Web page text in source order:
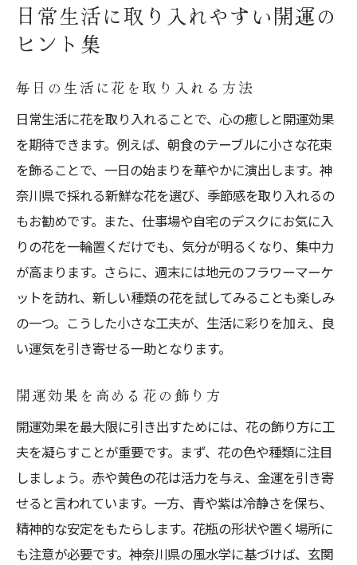
日常生活に取り入れやすい開運の
ヒント集
毎日の生活に花を取り入れる方法
日常生活に花を取り入れることで、心の癒しと開運効果
を期待できます。例えば、朝食のテーブルに小さな花束
を飾ることで、一日の始まりを華やかに演出します。神
奈川県で採れる新鮮な花を選び、季節感を取り入れるの
もお勧めです。また、仕事場や自宅のデスクにお気に入
りの花を一輪置くだけでも、気分が明るくなり、集中力
が高まります。さらに、週末には地元のフラワーマーケ
ットを訪れ、新しい種類の花を試してみることも楽しみ
の一つ。こうした小さな工夫が、生活に彩りを加え、良
い運気を引き寄せる一助となります。
開運効果を高める花の飾り方
開運効果を最大限に引き出すためには、花の飾り方に工
夫を凝らすことが重要です。まず、花の色や種類に注目
しましょう。赤や黄色の花は活力を与え、金運を引き寄
せると言われています。一方、青や紫は冷静さを保ち、
精神的な安定をもたらします。花瓶の形状や置く場所に
も注意が必要です。神奈川県の風水学に基づけば、玄関